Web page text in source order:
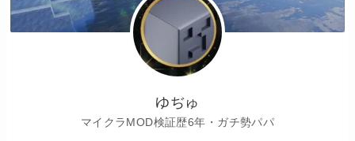
ゆぢゅ
マイクラMOD検証歴6年・ガチ勢パパ